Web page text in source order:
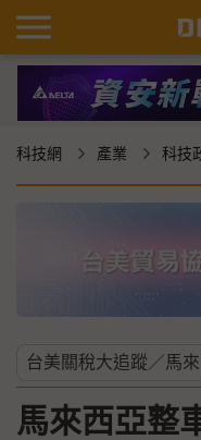
科技網 產業 科技
馬來西亞整